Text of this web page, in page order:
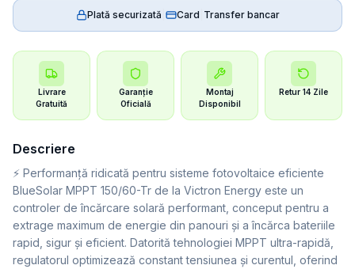
Plată securizată Card Transfer bancar
Livrare
Gratuită
Garanție
Oficială
Montaj
Disponibil
Retur 14 Zile
Descriere
⚡ Performanță ridicată pentru sisteme fotovoltaice eficiente
BlueSolar MPPT 150/60-Tr de la Victron Energy este un
controler de încărcare solară performant, conceput pentru a
extrage maximum de energie din panouri și a încărca bateriile
rapid, sigur și eficient. Datorită tehnologiei MPPT ultra-rapidă,
regulatorul optimizează constant tensiunea și curentul, oferind